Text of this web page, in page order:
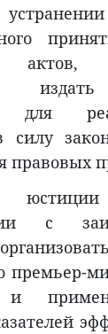
актов,
для
силу
правовых
с
премьер-